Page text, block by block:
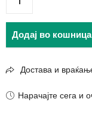
Додај во кошница
Достава и
Нарачајте сега и